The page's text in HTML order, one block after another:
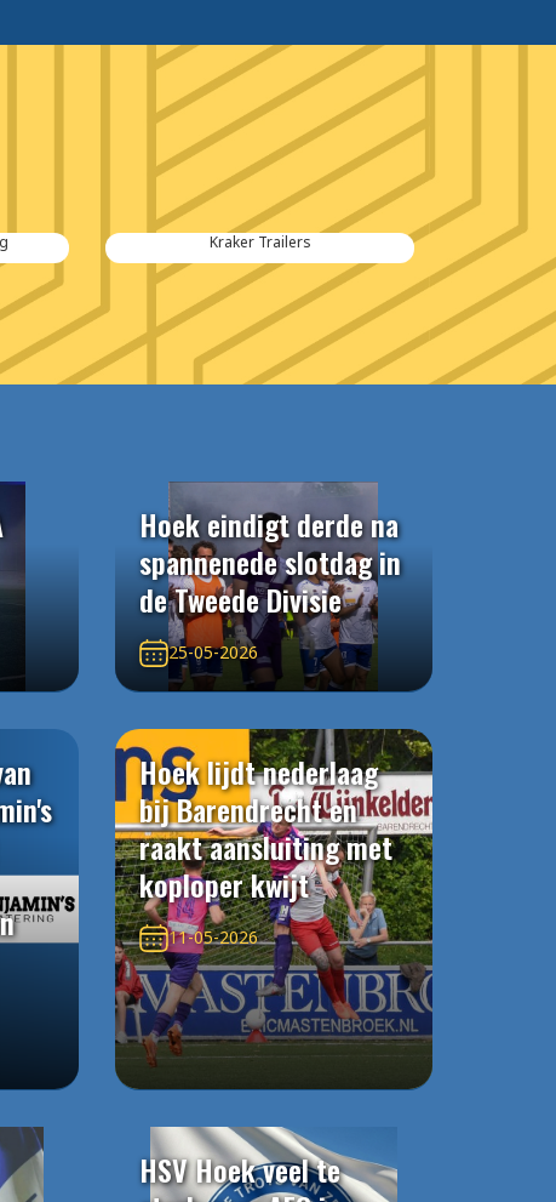
Kraker Trailers
Hoek eindigt derde na
spannenede slotdag in
de Tweede Divisie
25-05-2026
Hoek lijdt nederlaag
bij Barendrecht en
raakt aansluiting met
koploper kwijt
11-05-2026
HSV Hoek veel te